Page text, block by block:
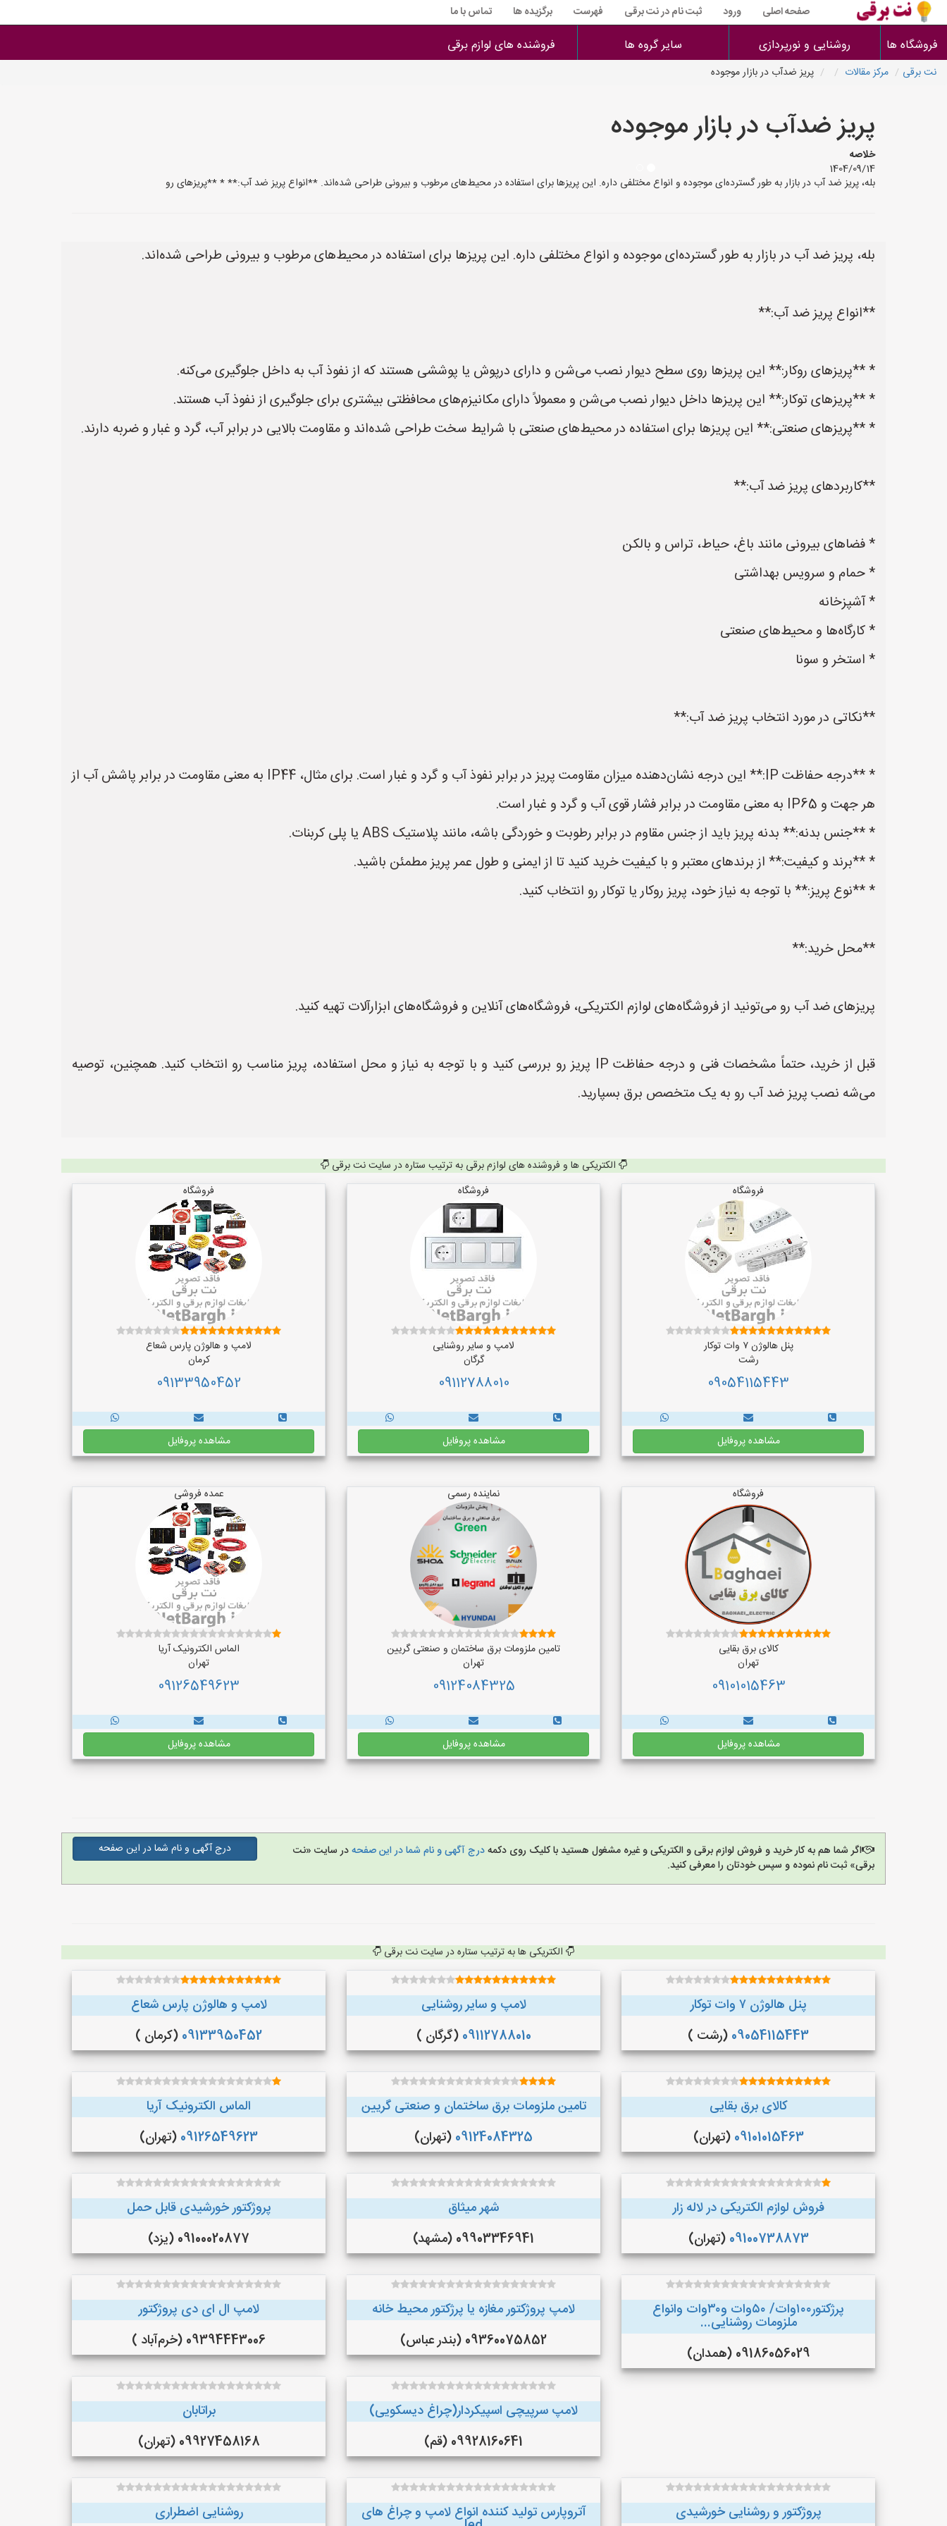
صفحه اصلی ورود ثبت نام در نت برقی فهرست برگزیده ها تماس با ما
فروشگاه ها روشنایی و نورپردازی سایر گروه ها فروشنده های لوازم برقی
نت برقی مرکز مقالات پریز ضدآب در بازار موجوده
پریز ضدآب در بازار موجوده
خلاصه
1404/09/14
بله، پریز ضد آب در بازار به طور گسترده‌ای موجوده و انواع مختلفی داره. این پریزها برای استفاده در محیط‌های مرطوب و بیرونی طراحی شده‌اند. **انواع پریز ضد آب:** * **پریزهای رو
بله، پریز ضد آب در بازار به طور گسترده‌ای موجوده و انواع مختلفی داره. این پریزها برای استفاده در محیط‌های مرطوب و بیرونی طراحی شده‌اند.
**انواع پریز ضد آب:**
* **پریزهای روکار:** این پریزها روی سطح دیوار نصب می‌شن و دارای درپوش یا پوششی هستند که از نفوذ آب به داخل جلوگیری می‌کنه.
* **پریزهای توکار:** این پریزها داخل دیوار نصب می‌شن و معمولاً دارای مکانیزم‌های محافظتی بیشتری برای جلوگیری از نفوذ آب هستند.
* **پریزهای صنعتی:** این پریزها برای استفاده در محیط‌های صنعتی با شرایط سخت طراحی شده‌اند و مقاومت بالایی در برابر آب، گرد و غبار و ضربه دارند.
**کاربردهای پریز ضد آب:**
* فضاهای بیرونی مانند باغ، حیاط، تراس و بالکن
* حمام و سرویس بهداشتی
* آشپزخانه
* کارگاه‌ها و محیط‌های صنعتی
* استخر و سونا
**نکاتی در مورد انتخاب پریز ضد آب:**
* **درجه حفاظت IP:** این درجه نشان‌دهنده میزان مقاومت پریز در برابر نفوذ آب و گرد و غبار است. برای مثال، IP44 به معنی مقاومت در برابر پاشش آب از
هر جهت و IP65 به معنی مقاومت در برابر فشار قوی آب و گرد و غبار است.
* **جنس بدنه:** بدنه پریز باید از جنس مقاوم در برابر رطوبت و خوردگی باشه، مانند پلاستیک ABS یا پلی کربنات.
* **برند و کیفیت:** از برندهای معتبر و با کیفیت خرید کنید تا از ایمنی و طول عمر پریز مطمئن باشید.
* **نوع پریز:** با توجه به نیاز خود، پریز روکار یا توکار رو انتخاب کنید.
**محل خرید:**
پریزهای ضد آب رو می‌تونید از فروشگاه‌های لوازم الکتریکی، فروشگاه‌های آنلاین و فروشگاه‌های ابزارآلات تهیه کنید.
قبل از خرید، حتماً مشخصات فنی و درجه حفاظت IP پریز رو بررسی کنید و با توجه به نیاز و محل استفاده، پریز مناسب رو انتخاب کنید. همچنین، توصیه
می‌شه نصب پریز ضد آب رو به یک متخصص برق بسپارید.
الکتریکی ها و فروشنده های لوازم برقی به ترتیب ستاره در سایت نت برقی
فروشگاه
پنل هالوژن ۷ وات توکار
رشت
09054115443
مشاهده پروفایل
فروشگاه
لامپ و سایر روشنایی
گرگان
09112788010
مشاهده پروفایل
فروشگاه
لامپ و هالوژن پارس شعاع
کرمان
09133950452
مشاهده پروفایل
فروشگاه
کالای برق بقایی
تهران
09101015463
مشاهده پروفایل
نماینده رسمی
تامین ملزومات برق ساختمان و صنعتی گریین
تهران
09124084325
مشاهده پروفایل
عمده فروشی
الماس الکترونیک آریا
تهران
09126549623
مشاهده پروفایل
اگر شما هم به کار خرید و فروش لوازم برقی و الکتریکی و غیره مشغول هستید با کلیک روی دکمهدرج آگهی و نام شما در این صفحهدر سایت «نت
برقی» ثبت نام نموده و سپس خودتان را معرفی کنید.
درج آگهی و نام شما در این صفحه
الکتریکی ها به ترتیب ستاره در سایت نت برقی
پنل هالوژن ۷ وات توکار
09054115443 (رشت )
لامپ و سایر روشنایی
09112788010 (گرگان )
لامپ و هالوژن پارس شعاع
09133950452 (کرمان )
کالای برق بقایی
09101015463 (تهران)
تامین ملزومات برق ساختمان و صنعتی گریین
09124084325 (تهران)
الماس الکترونیک آریا
09126549623 (تهران)
فروش لوازم الکتریکی در لاله زار
09100738873 (تهران)
شهر میثاق
09903346941 (مشهد)
پروژکتور خورشیدی قابل حمل
09100020877 (یزد)
پرژکتور۱۰۰وات/ ۵۰وات و۳۰وات وانواع
ملزومات روشنایی...
09186056029 (همدان)
لامپ پروژکتور مغازه یا پرژکتور محیط خانه
09360075852 (بندر عباس)
لامپ ال ای دی پروژکتور
09394443006 (خرم‌آباد )
لامپ سرپیچی اسپیکردار(چراغ دیسکویی)
09928160641 (قم)
براتابان
09927458168 (تهران)
پروژکتور و روشنایی خورشیدی آتروپارس تولید کننده انواع لامپ و چراغ های روشنایی اضطراری